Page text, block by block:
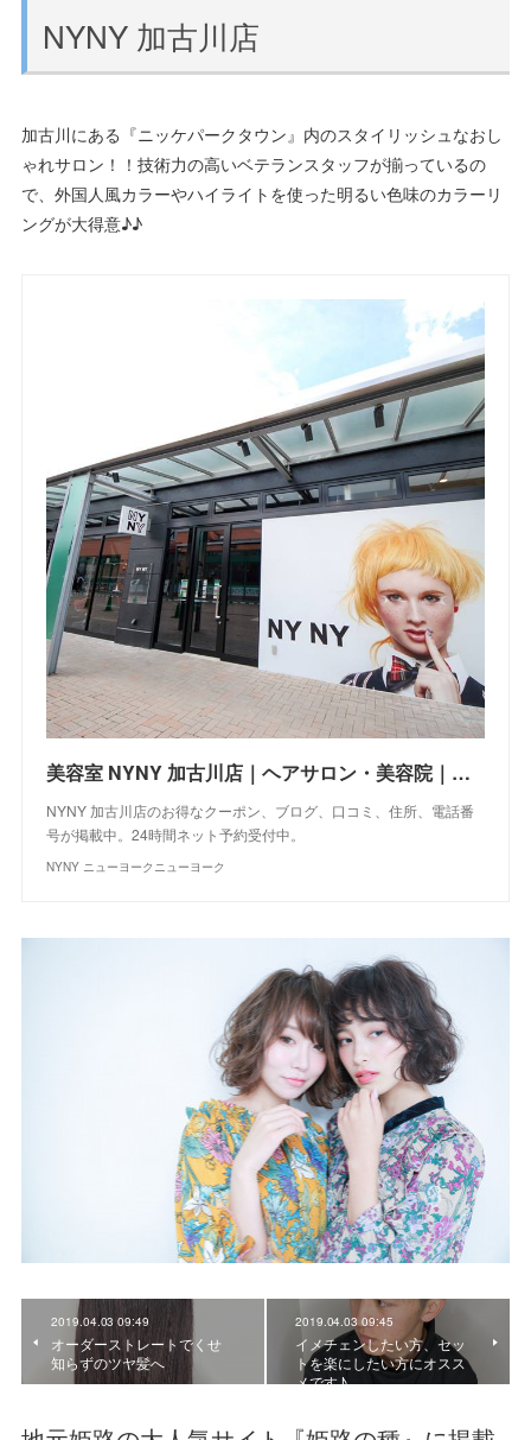
NYNY 加古川店
加古川にある『ニッケパークタウン』内のスタイリッシュなおし
ゃれサロン！！技術力の高いベテランスタッフが揃っているの
で、外国人風カラーやハイライトを使った明るい色味のカラーリ
ングが大得意♪♪
美容室 NYNY 加古川店｜ヘアサロン・美容院｜ニューヨークニューヨーク
NYNY 加古川店のお得なクーポン、ブログ、口コミ、住所、電話番
号が掲載中。24時間ネット予約受付中。
NYNY ニューヨークニューヨーク
2019.04.03 09:49
オーダーストレートでくせ
知らずのツヤ髪へ
2019.04.03 09:45
イメチェンしたい方、セッ
トを楽にしたい方にオスス
メです♪